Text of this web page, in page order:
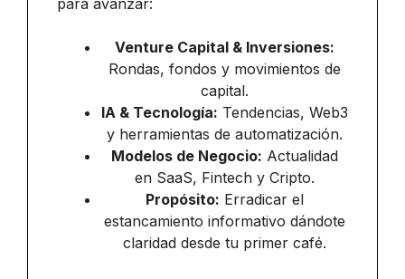
Venture Capital & Inversiones:
Rondas, fondos y movimientos de
capital.
IA & Tecnología: Tendencias, Web3
y herramientas de automatización.
Modelos de Negocio: Actualidad
en SaaS, Fintech y Cripto.
Propósito: Erradicar el
estancamiento informativo dándote
claridad desde tu primer café.